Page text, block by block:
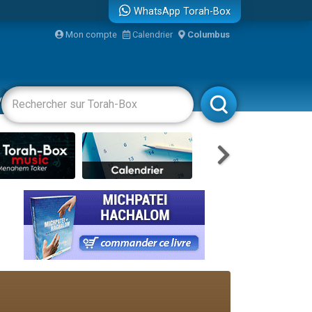
WhatsApp Torah-Box
Mon compte Calendrier Columbus
Livres Rabbanim